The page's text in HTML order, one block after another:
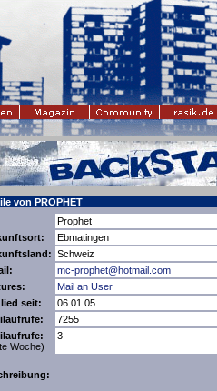
von PROPHET
Prophet
Ebmatingen
Schweiz
mc-prophet@hotmail.com
Mail an User
seit:
06.01.05
7255
Woche)
3